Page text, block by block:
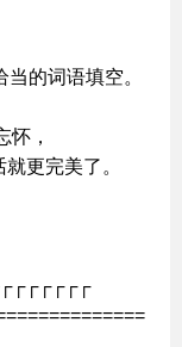
的词语填空。
，
更完美了。